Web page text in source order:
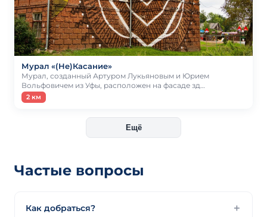
Мурал «(Не)Касание»
Мурал, созданный Артуром Лукьяновым и Юрием
Вольфовичем из Уфы, расположен на фасаде зд…
2 км
Ещё
Частые вопросы
Как добраться?